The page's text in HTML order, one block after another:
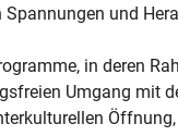
und
in deren
Umgang mit